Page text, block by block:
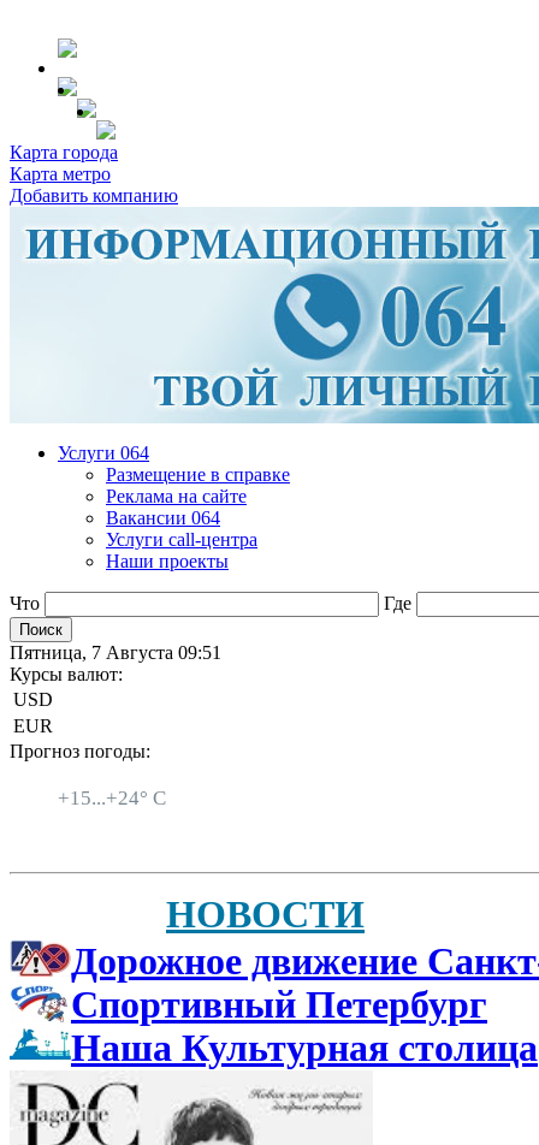
Карта города
Карта метро
Добавить компанию
Услуги 064
Размещение в справке
Реклама на сайте
Вакансии 064
Услуги call-центра
Наши проекты
Что Где
Пятница, 7 Августа 09:51
Курсы валют:
USD
EUR
Прогноз погоды:
+15...+24° C
НОВОСТИ
Дорожное движение
Спортивный Петербург
Наша Культурная столица